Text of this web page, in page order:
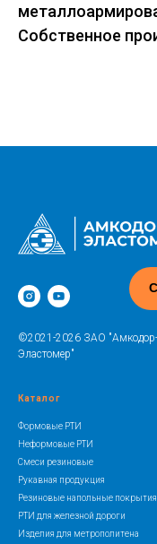
Собственное
©2021-2026 ЗАО "Амкодор-
Эластомер"
Каталог
Формовые РТИ
Неформовые РТИ
Смеси резиновые
Рукавная продукция
Резиновые напольные покрытия
РТИ для железной дороги
Изделия для метрополитена